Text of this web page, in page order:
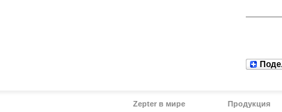
Zepter в мире
Продукция